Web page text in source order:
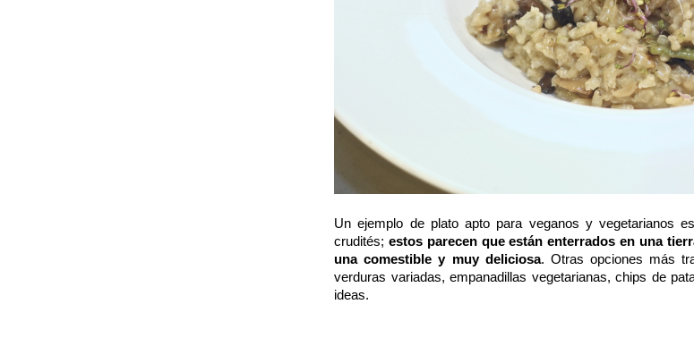
Un ejemplo de plato apto para veganos y vegetarianos
crudités; estos parecen que están enterrados en una
una comestible y muy deliciosa. Otras opciones más
verduras variadas, empanadillas vegetarianas, chips de
ideas.